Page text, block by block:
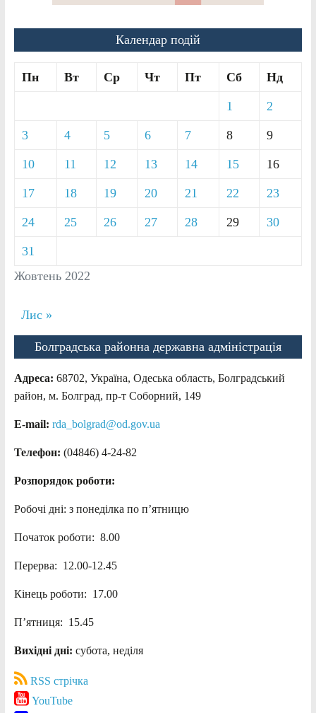
Календар подій
Жовтень 2022
Пн Вт Ср Чт Пт Сб Нд
1 2
3 4 5 6 7 8 9
10 11 12 13 14 15 16
17 18 19 20 21 22 23
24 25 26 27 28 29 30
31
Лис »
Болградська районна державна адміністрація
Адреса: 68702, Україна, Одеська область, Болградський
район, м. Болград, пр-т Соборний, 149
E-mail: rda_bolgrad@od.gov.ua
Телефон: (04846) 4-24-82
Розпорядок роботи:
Робочі дні: з понеділка по п’ятницю
Початок роботи: 8.00
Перерва: 12.00-12.45
Кінець роботи: 17.00
П’ятниця: 15.45
Вихідні дні: субота, неділя
RSS стрічка
YouTube